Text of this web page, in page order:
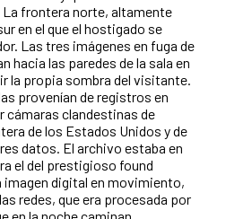
frontera norte, altamente
en el que el hostigado se
Las tres imágenes en fuga de
hacia las paredes de la sala en
la propia sombra del visitante.
provenían de registros en
clandestinas de
de los Estados Unidos y de
datos. El archivo estaba en
el del prestigioso found
digital en movimiento,
redes, que era procesada por